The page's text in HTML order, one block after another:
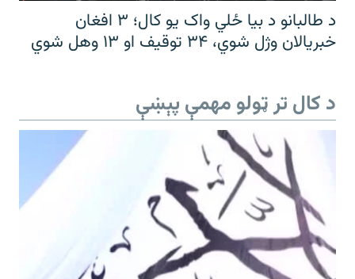
د طالبانو د بیا ځلي واک یو کال؛ ۳ افغان
خبریالان وژل شوي، ۳۴ توقیف او ۱۳ وهل شوي
د کال تر ټولو مهمې پېښې